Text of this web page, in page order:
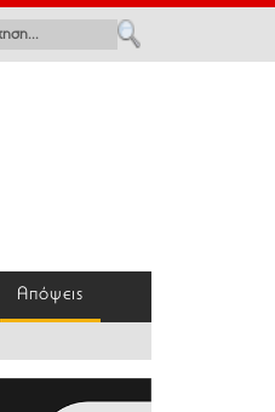
Απόψεις